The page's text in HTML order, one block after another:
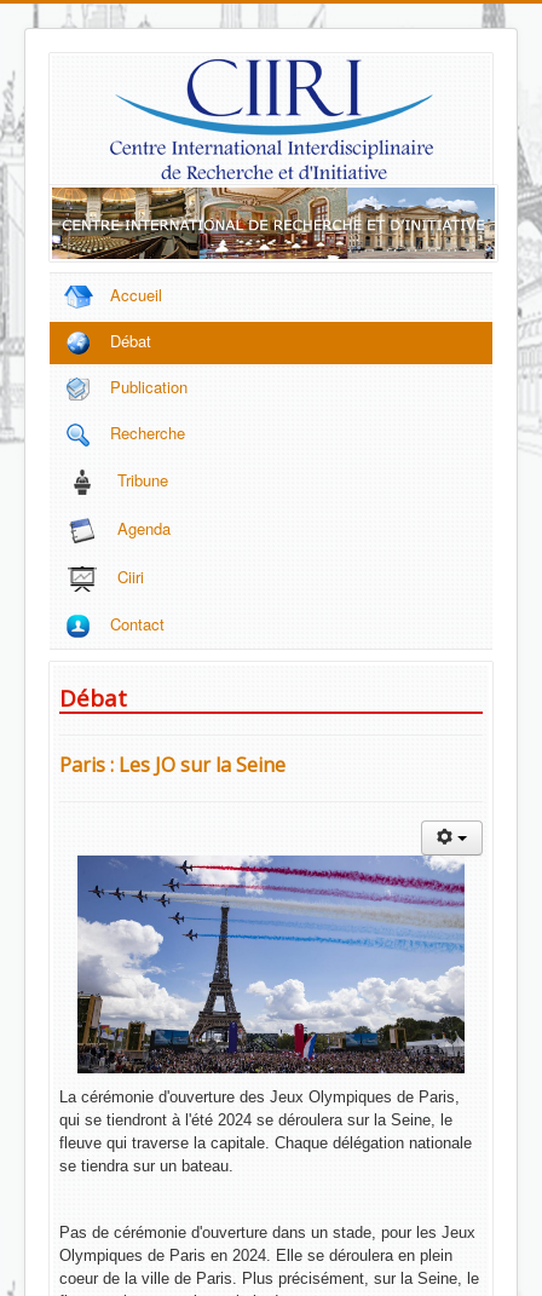
Accueil
Débat
Publication
Recherche
Tribune
Agenda
Ciiri
Contact
Débat
Paris : Les JO sur la Seine
La cérémonie d'ouverture des Jeux Olympiques de Paris,
qui se tiendront à l'été 2024 se déroulera sur la Seine, le
fleuve qui traverse la capitale. Chaque délégation nationale
se tiendra sur un bateau.
Pas de cérémonie d'ouverture dans un stade, pour les Jeux
Olympiques de Paris en 2024. Elle se déroulera en plein
coeur de la ville de Paris. Plus précisément, sur la Seine, le